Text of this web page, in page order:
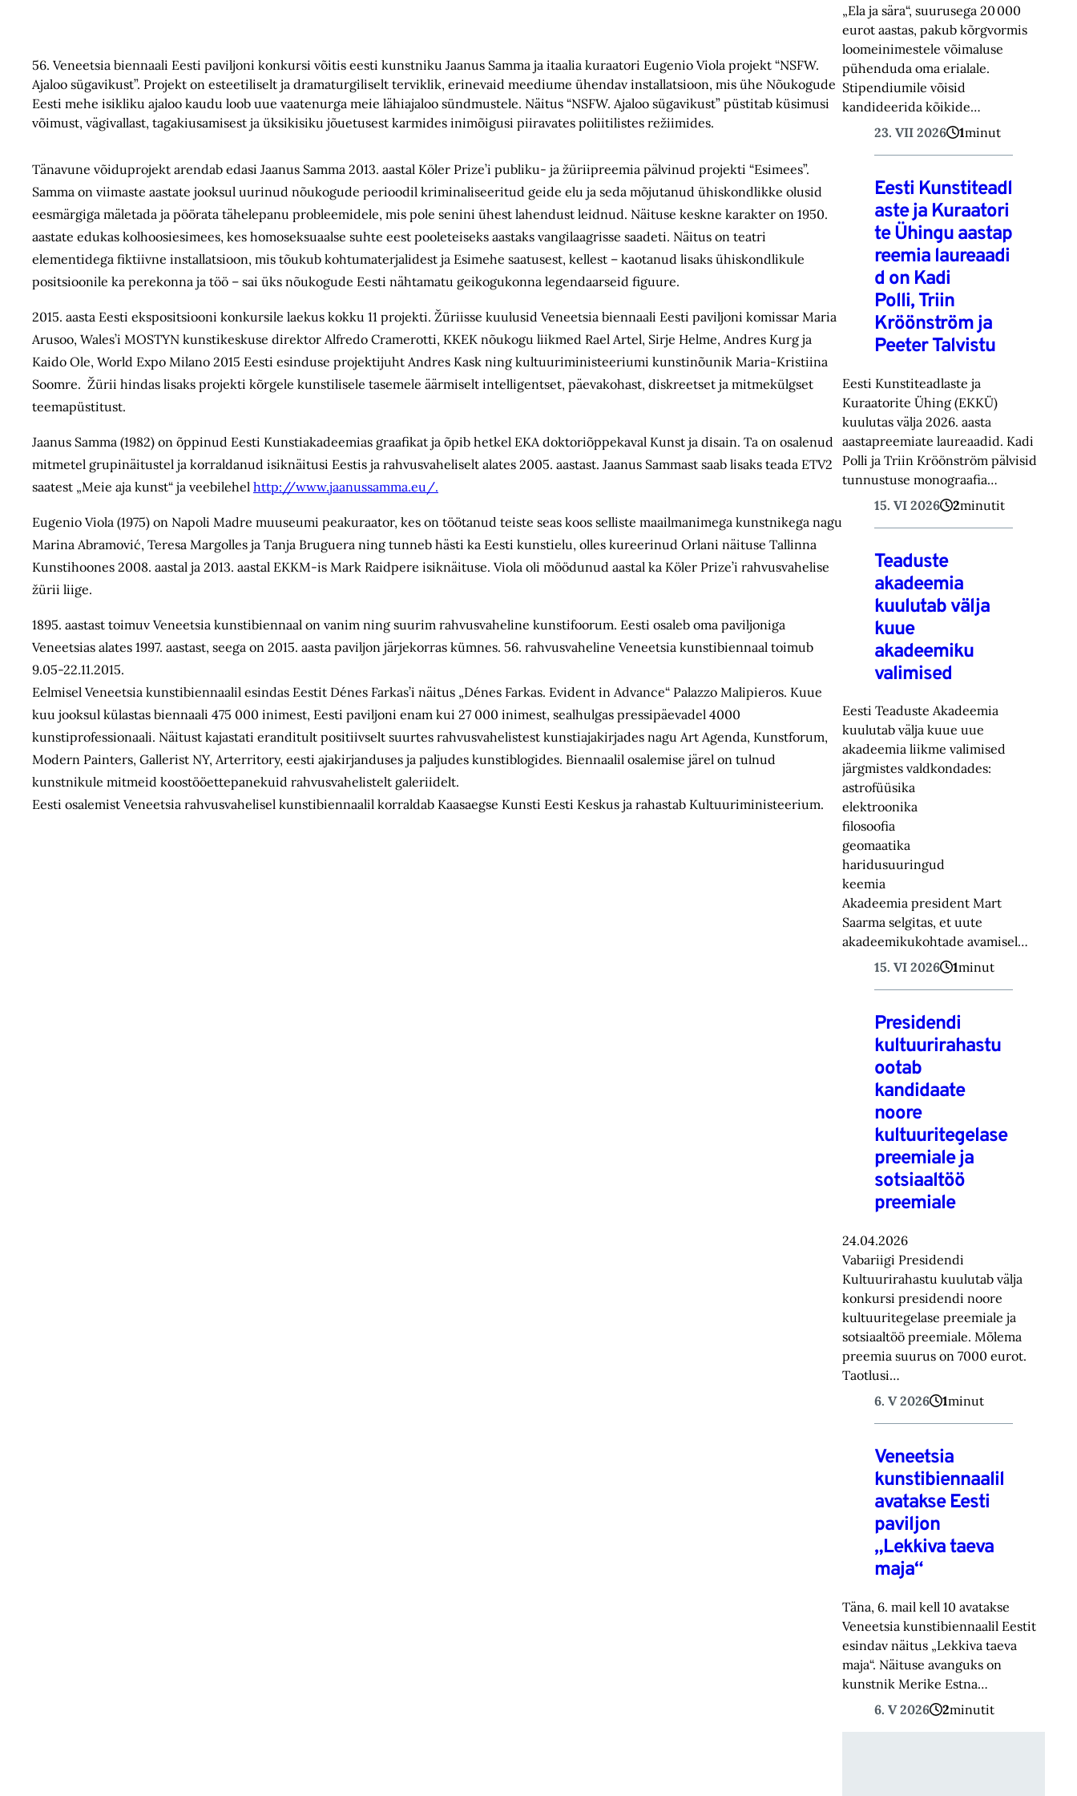
56. Veneetsia biennaali Eesti paviljoni konkursi võitis eesti kunstniku Jaanus Samma ja itaalia kuraatori Eugenio Viola projekt “NSFW.
Ajaloo sügavikust”. Projekt on esteetiliselt ja dramaturgiliselt terviklik, erinevaid meediume ühendav installatsioon, mis ühe Nõukogude
Eesti mehe isikliku ajaloo kaudu loob uue vaatenurga meie lähiajaloo sündmustele. Näitus “NSFW. Ajaloo sügavikust” püstitab küsimusi
võimust, vägivallast, tagakiusamisest ja üksikisiku jõuetusest karmides inimõigusi piiravates poliitilistes režiimides.
Tänavune võiduprojekt arendab edasi Jaanus Samma 2013. aastal Köler Prize’i publiku- ja žüriipreemia pälvinud projekti “Esimees”.
Samma on viimaste aastate jooksul uurinud nõukogude perioodil kriminaliseeritud geide elu ja seda mõjutanud ühiskondlikke olusid
eesmärgiga mäletada ja pöörata tähelepanu probleemidele, mis pole senini ühest lahendust leidnud. Näituse keskne karakter on 1950.
aastate edukas kolhoosiesimees, kes homoseksuaalse suhte eest pooleteiseks aastaks vangilaagrisse saadeti. Näitus on teatri
elementidega fiktiivne installatsioon, mis tõukub kohtumaterjalidest ja Esimehe saatusest, kellest – kaotanud lisaks ühiskondlikule
positsioonile ka perekonna ja töö – sai üks nõukogude Eesti nähtamatu geikogukonna legendaarseid figuure.
2015. aasta Eesti ekspositsiooni konkursile laekus kokku 11 projekti. Žüriisse kuulusid Veneetsia biennaali Eesti paviljoni komissar Maria
Arusoo, Wales’i MOSTYN kunstikeskuse direktor Alfredo Cramerotti, KKEK nõukogu liikmed Rael Artel, Sirje Helme, Andres Kurg ja
Kaido Ole, World Expo Milano 2015 Eesti esinduse projektijuht Andres Kask ning kultuuriministeeriumi kunstinõunik Maria-Kristiina
Soomre. Žürii hindas lisaks projekti kõrgele kunstilisele tasemele äärmiselt intelligentset, päevakohast, diskreetset ja mitmekülgset
teemapüstitust.
Jaanus Samma (1982) on õppinud Eesti Kunstiakadeemias graafikat ja õpib hetkel EKA doktoriõppekaval Kunst ja disain. Ta on osalenud
mitmetel grupinäitustel ja korraldanud isiknäitusi Eestis ja rahvusvaheliselt alates 2005. aastast. Jaanus Sammast saab lisaks teada ETV2
saatest „Meie aja kunst“ ja veebilehel http://www.jaanussamma.eu/.
Eugenio Viola (1975) on Napoli Madre muuseumi peakuraator, kes on töötanud teiste seas koos selliste maailmanimega kunstnikega nagu
Marina Abramović, Teresa Margolles ja Tanja Bruguera ning tunneb hästi ka Eesti kunstielu, olles kureerinud Orlani näituse Tallinna
Kunstihoones 2008. aastal ja 2013. aastal EKKM-is Mark Raidpere isiknäituse. Viola oli möödunud aastal ka Köler Prize’i rahvusvahelise
žürii liige.
1895. aastast toimuv Veneetsia kunstibiennaal on vanim ning suurim rahvusvaheline kunstifoorum. Eesti osaleb oma paviljoniga
Veneetsias alates 1997. aastast, seega on 2015. aasta paviljon järjekorras kümnes. 56. rahvusvaheline Veneetsia kunstibiennaal toimub
9.05-22.11.2015.
Eelmisel Veneetsia kunstibiennaalil esindas Eestit Dénes Farkas’i näitus „Dénes Farkas. Evident in Advance“ Palazzo Malipieros. Kuue
kuu jooksul külastas biennaali 475 000 inimest, Eesti paviljoni enam kui 27 000 inimest, sealhulgas pressipäevadel 4000
kunstiprofessionaali. Näitust kajastati eranditult positiivselt suurtes rahvusvahelistest kunstiajakirjades nagu Art Agenda, Kunstforum,
Modern Painters, Gallerist NY, Arterritory, eesti ajakirjanduses ja paljudes kunstiblogides. Biennaalil osalemise järel on tulnud
kunstnikule mitmeid koostööettepanekuid rahvusvahelistelt galeriidelt.
Eesti osalemist Veneetsia rahvusvahelisel kunstibiennaalil korraldab Kaasaegse Kunsti Eesti Keskus ja rahastab Kultuuriministeerium.
„Ela ja sära“, suurusega 20 000
eurot aastas, pakub kõrgvormis
loomeinimestele võimaluse
pühenduda oma erialale.
Stipendiumile võisid
kandideerida kõikide…
23. VII 2026
1minut
Eesti Kunstiteadl
aste ja Kuraatori
te Ühingu aastap
reemia laureaadi
d on Kadi
Polli, Triin
Kröönström ja
Peeter Talvistu
Eesti Kunstiteadlaste ja
Kuraatorite Ühing (EKKÜ)
kuulutas välja 2026. aasta
aastapreemiate laureaadid. Kadi
Polli ja Triin Kröönström pälvisid
tunnustuse monograafia…
15. VI 2026
2minutit
Teaduste
akadeemia
kuulutab välja
kuue
akadeemiku
valimised
Eesti Teaduste Akadeemia
kuulutab välja kuue uue
akadeemia liikme valimised
järgmistes valdkondades:
astrofüüsika
elektroonika
filosoofia
geomaatika
haridusuuringud
keemia
Akadeemia president Mart
Saarma selgitas, et uute
akadeemikukohtade avamisel…
15. VI 2026
1minut
Presidendi
kultuurirahastu
ootab
kandidaate
noore
kultuuritegelase
preemiale ja
sotsiaaltöö
preemiale
24.04.2026
Vabariigi Presidendi
Kultuurirahastu kuulutab välja
konkursi presidendi noore
kultuuritegelase preemiale ja
sotsiaaltöö preemiale. Mõlema
preemia suurus on 7000 eurot.
Taotlusi…
6. V 2026
1minut
Veneetsia
kunstibiennaalil
avatakse Eesti
paviljon
„Lekkiva taeva
maja“
Täna, 6. mail kell 10 avatakse
Veneetsia kunstibiennaalil Eestit
esindav näitus „Lekkiva taeva
maja“. Näituse avanguks on
kunstnik Merike Estna…
6. V 2026
2minutit